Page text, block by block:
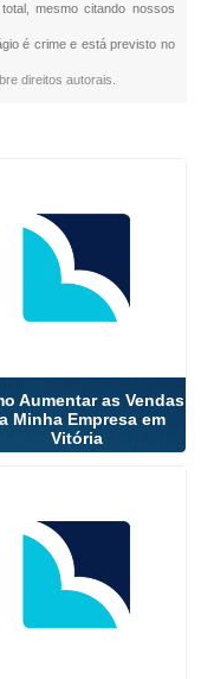
mesmo citando nossos
é crime e está previsto no
direitos autorais
Aumentar as Vendas
Minha Empresa em
Vitória